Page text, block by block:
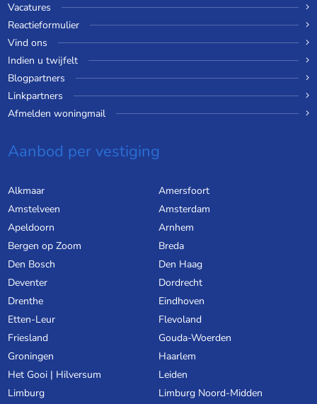
Vacatures
Reactieformulier
Vind ons
Indien u twijfelt
Blogpartners
Linkpartners
Afmelden woningmail
Aanbod per vestiging
Alkmaar
Amersfoort
Amstelveen
Amsterdam
Apeldoorn
Arnhem
Bergen op Zoom
Breda
Den Bosch
Den Haag
Deventer
Dordrecht
Drenthe
Eindhoven
Etten-Leur
Flevoland
Friesland
Gouda-Woerden
Groningen
Haarlem
Het Gooi | Hilversum
Leiden
Limburg
Limburg Noord-Midden